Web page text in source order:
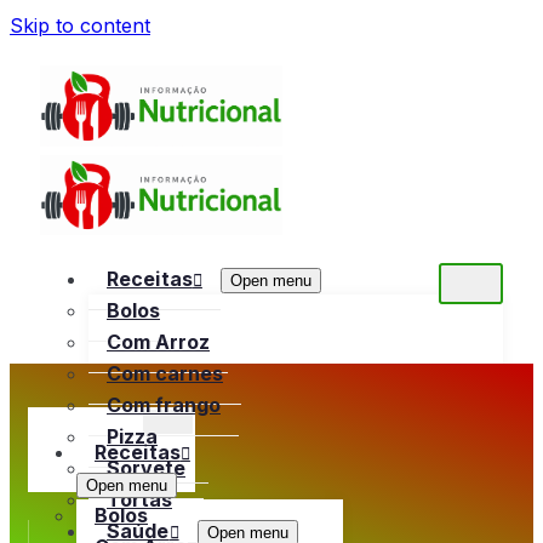
Skip to content
Receitas Open menu
Bolos
Com Arroz
Com carnes
Com frango
Pizza
Sorvete
Tortas
Saúde
Open menu
Receitas
Open menu
Bolos